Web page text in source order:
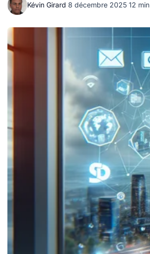
Kévin Girard·8 décembre 2025·12 min